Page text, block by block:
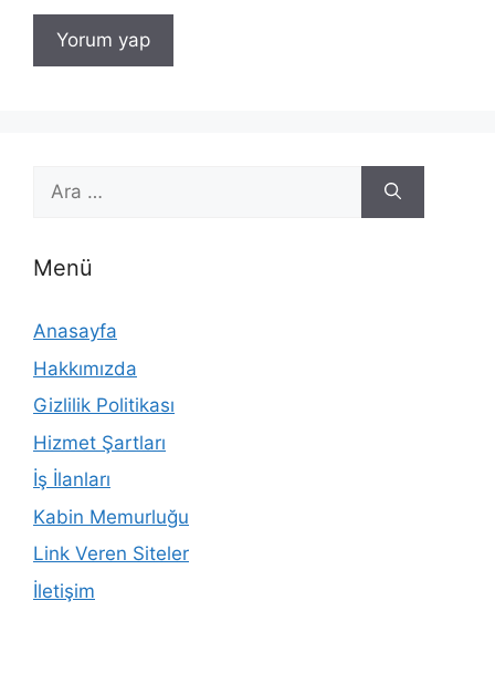
için
Menü
Anasayfa
Hakkımızda
Gizlilik Politikası
Hizmet Şartları
İş İlanları
Kabin Memurluğu
Link Veren Siteler
İletişim